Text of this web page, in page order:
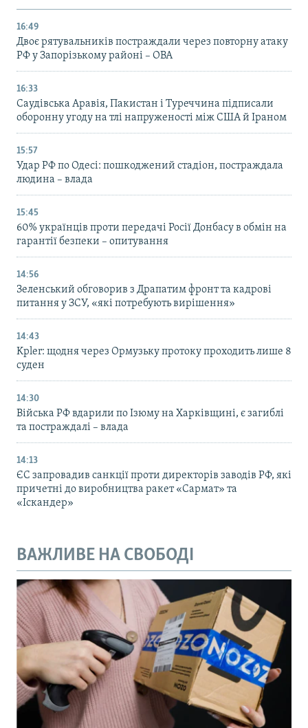
16:49
Двоє рятувальників постраждали через повторну атаку
РФ у Запорізькому районі – ОВА
16:33
Саудівська Аравія, Пакистан і Туреччина підписали
оборонну угоду на тлі напруженості між США й Іраном
15:57
Удар РФ по Одесі: пошкоджений стадіон, постраждала
людина – влада
15:45
60% українців проти передачі Росії Донбасу в обмін на
гарантії безпеки – опитування
14:56
Зеленський обговорив з Драпатим фронт та кадрові
питання у ЗСУ, «які потребують вирішення»
14:43
Kpler: щодня через Ормузьку протоку проходить лише 8
суден
14:30
Війська РФ вдарили по Ізюму на Харківщині, є загиблі
та постраждалі – влада
14:13
ЄС запровадив санкції проти директорів заводів РФ, які
причетні до виробництва ракет «Сармат» та
«Іскандер»
ВАЖЛИВЕ НА СВОБОДІ